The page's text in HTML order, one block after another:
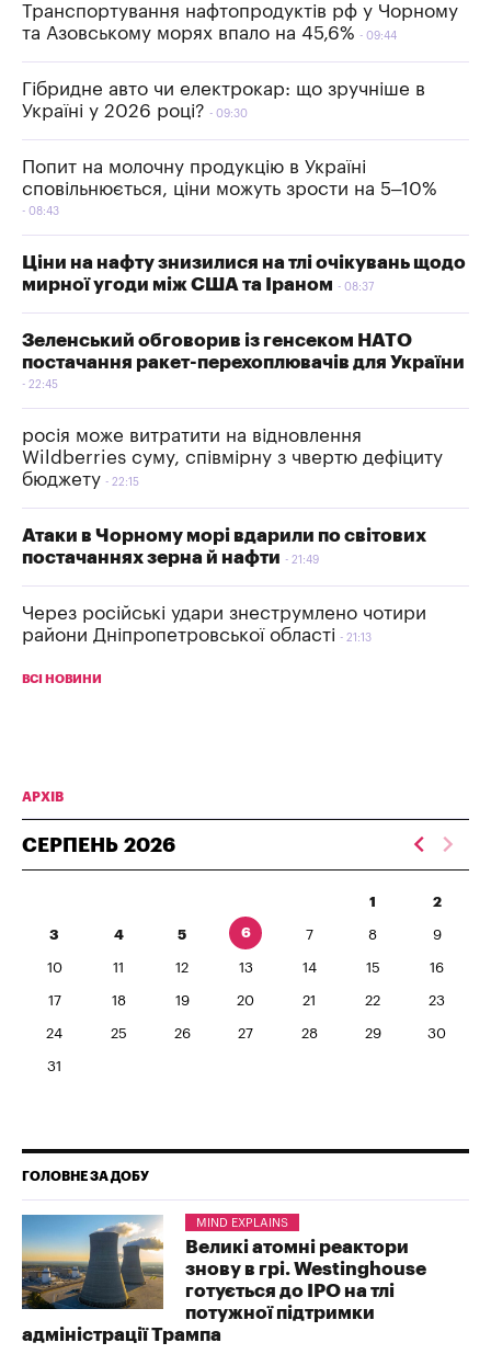
Транспортування нафтопродуктів рф у Чорному
та Азовському морях впало на 45,6%
09:44
Гібридне авто чи електрокар: що зручніше в
Україні у 2026 році?
09:30
Попит на молочну продукцію в Україні
сповільнюється, ціни можуть зрости на 5–10%
08:43
Ціни на нафту знизилися на тлі очікувань щодо
мирної угоди між США та Іраном
08:37
Зеленський обговорив із генсеком НАТО
постачання ракет-перехоплювачів для України
22:45
росія може витратити на відновлення
Wildberries суму, співмірну з чвертю дефіциту
бюджету
22:15
Атаки в Чорному морі вдарили по світових
постачаннях зерна й нафти
21:49
Через російські удари знеструмлено чотири
райони Дніпропетровської області
21:13
ВСІ НОВИНИ
АРХІВ
СЕРПЕНЬ 2026
1 2
3 4 5 6 7 8 9
10 11 12 13 14 15 16
17 18 19 20 21 22 23
24 25 26 27 28 29 30
31
ГОЛОВНЕ ЗА ДОБУ
MIND EXPLAINS
Великі атомні реактори
знову в грі. Westinghouse
готується до IPO на тлі
потужної підтримки
адміністрації Трампа